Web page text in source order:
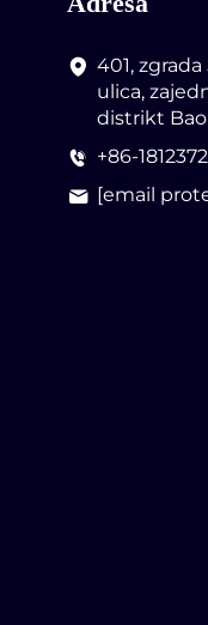
401,
ulica,
distrikt
+86-
[email